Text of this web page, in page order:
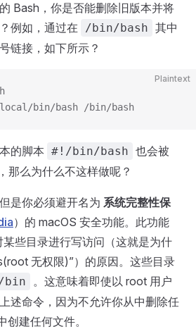
Bash，你是否能删除旧版本并将
例如，通过在
/bin/bash 其中
链接，如下所示？
Plaintext
bin/bash /bin/bash
的脚本 #!/bin/bash 也会被
那么为什么不这样做呢？
是你必须避开名为 系统完整性保
）的 macOS 安全功能。此功能
些目录进行写访问（这就是为什
无权限)”）的原因。这些目录
bin
。这意味着即使以 root 用户
述命令，因为不允许你从中删除任
创建任何文件。